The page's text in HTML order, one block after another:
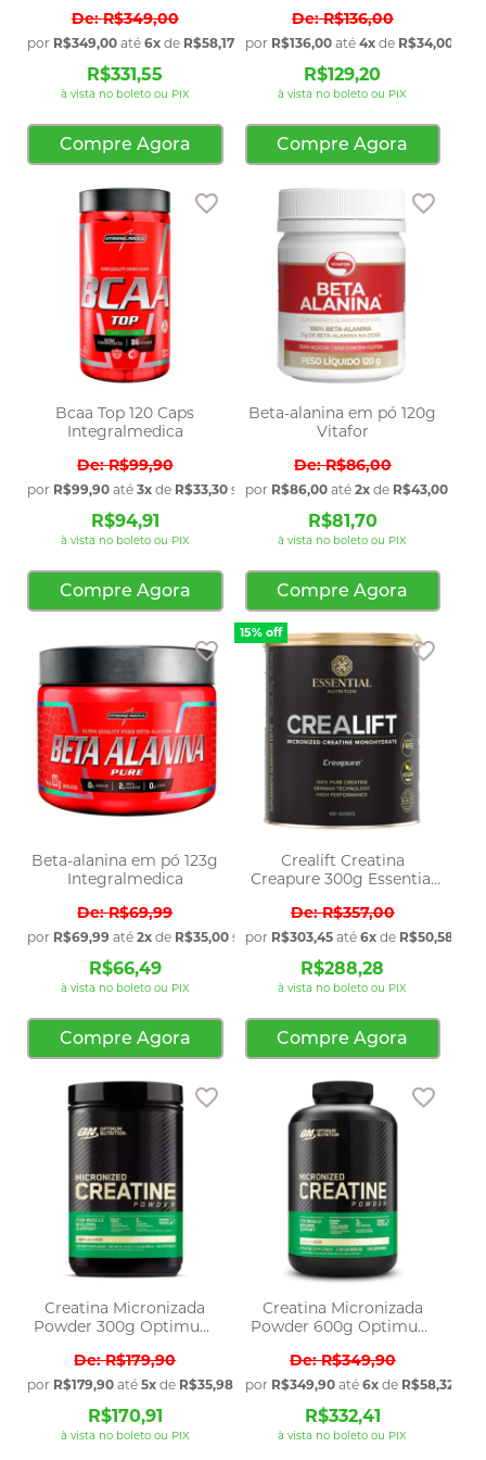
R$349,00
por R$349,00 até 6x de R$58,17 sem juros
R$331,55
à vista no boleto ou PIX
Compre Agora
R$136,00
por R$136,00até 4xde R$34,00
R$129,20
à vista no boleto ou PIX
Compre Agora
Bcaa Top 120 Caps
Integralmedica
R$99,90
por R$99,90 até 3x de R$33,30 sem juros
R$94,91
à vista no boleto ou PIX
Compre Agora
Beta-alanina em pó 120g
Vitafor
R$86,00
por R$86,00até 2xde R$43,00sem
R$81,70
à vista no boleto ou PIX
Compre Agora
Beta-alanina em pó 123g
Integralmedica
R$69,99
por R$69,99 até 2x de R$35,00 sem juros
R$66,49
à vista no boleto ou PIX
Adicionar aos favoritos
Compre Agora
15% off
Crealift Creatina
Creapure 300g Essential
R$357,00
por R$303,45até 6xde R$50,58
R$288,28
à vista no boleto ou PIX
Compre Agora
Creatina Micronizada
Powder 300g Optimum
R$179,90
por R$179,90 até 5x de R$35,98 sem juros
R$170,91
à vista no boleto ou PIX
Adicionar aos favoritos
Creatina Micronizada
Powder 600g Optimum
R$349,90
por R$349,90até 6xde R$58,32
R$332,41
à vista no boleto ou PIX